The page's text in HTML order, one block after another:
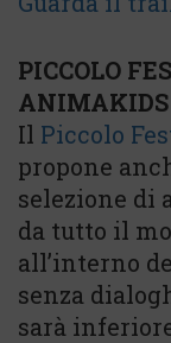
PICCOLO
ANIMAKIDS
Il Piccolo
propone
selezione di
da tutto il
all’interno
senza
sarà